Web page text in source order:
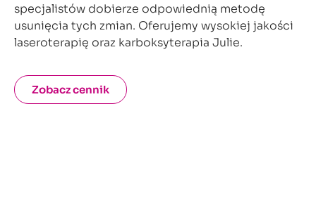
specjalistów dobierze odpowiednią metodę
usunięcia tych zmian. Oferujemy wysokiej jakości
laseroterapię oraz karboksyterapia Julie.
Zobacz cennik